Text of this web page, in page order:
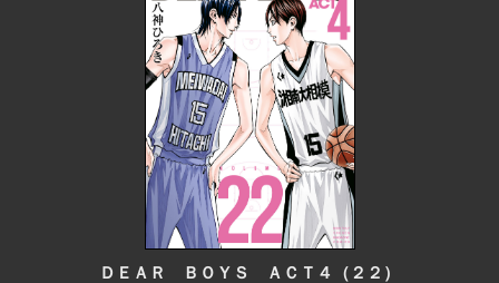
ＤＥＡＲ ＢＯＹＳ ＡＣＴ４（２２）